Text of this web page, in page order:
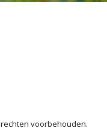
voorbehouden.